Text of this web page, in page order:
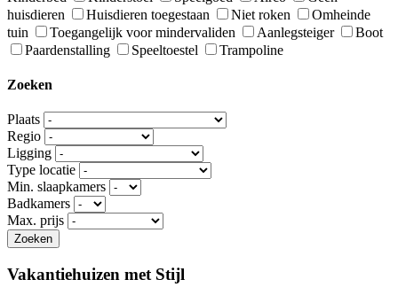
huisdieren
Huisdieren toegestaan Niet roken
Omheinde
tuin
Toegangelijk voor mindervaliden Aanlegsteiger
Boot
Paardenstalling
Speeltoestel Trampoline
Zoeken
Plaats
Regio
Ligging
Type locatie
Min. slaapkamers
Badkamers
Max. prijs
Vakantiehuizen met Stijl